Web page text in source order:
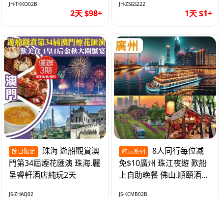
JH-TKKO02B
2天 $98+
JH-ZSGS222
1天 $1+
節日限定
門第34屆煙花匯演 珠海.麗
呈睿軒酒店純玩2天
JS-ZHAQ02
純玩系列
免$10廣州 珠江夜遊 歎船
上自助晚餐 佛山.順頤酒店
JS-KCMB02B